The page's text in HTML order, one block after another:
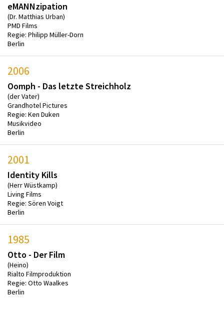
eMANNzipation
(Dr. Matthias Urban)
PMD Films
Regie: Philipp Müller-Dorn
Berlin
2006
Oomph - Das letzte Streichholz
(der Vater)
Grandhotel Pictures
Regie: Ken Duken
Musikvideo
Berlin
2001
Identity Kills
(Herr Wüstkamp)
Living Films
Regie: Sören Voigt
Berlin
1985
Otto - Der Film
(Heino)
Rialto Filmproduktion
Regie: Otto Waalkes
Berlin